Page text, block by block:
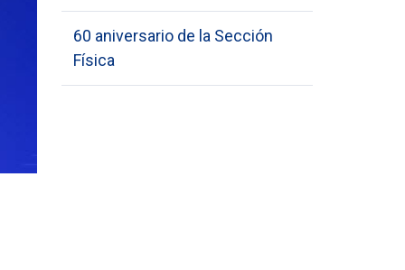
60 aniversario de la Sección
Física